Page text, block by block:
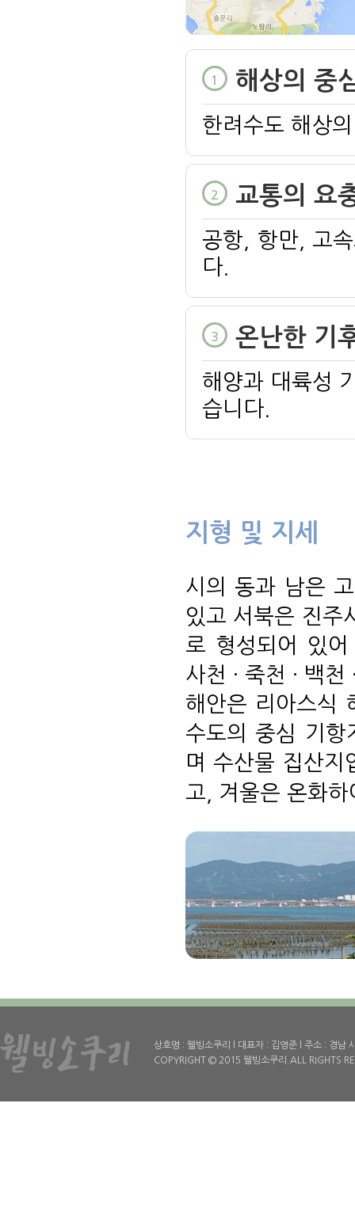
1 해상의 중
한려수도 해상
2 교통의 요
공항, 항만, 고
다.
3 온난한 기
해양과 대륙성
습니다.
지형 및 지세
시의 동과 남은
있고 서북은 진주
로 형성되어 있
사천 · 죽천 · 백
해안은 리아스식
수도의 중심 기항
며 수산물 집산지
고, 겨울은 온화
상호명 : 웰빙소쿠리 l 대표자 : 김영준 l 주소 : 경
COPYRIGHT © 2015 웰빙소쿠리.ALL RIGHTS